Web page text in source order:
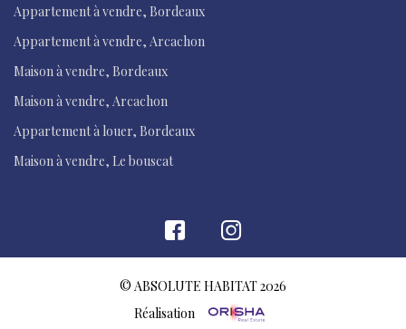
Appartement à vendre, Bordeaux
Appartement à vendre, Arcachon
Maison à vendre, Bordeaux
Maison à vendre, Arcachon
Appartement à louer, Bordeaux
Maison à vendre, Le bouscat
© ABSOLUTE HABITAT 2026
Réalisation